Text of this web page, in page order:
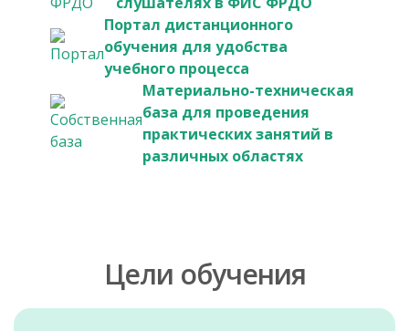
Портал дистанционного
обучения для удобства
учебного процесса
Материально-техническая
база для проведения
практических занятий в
различных областях
Цели обучения